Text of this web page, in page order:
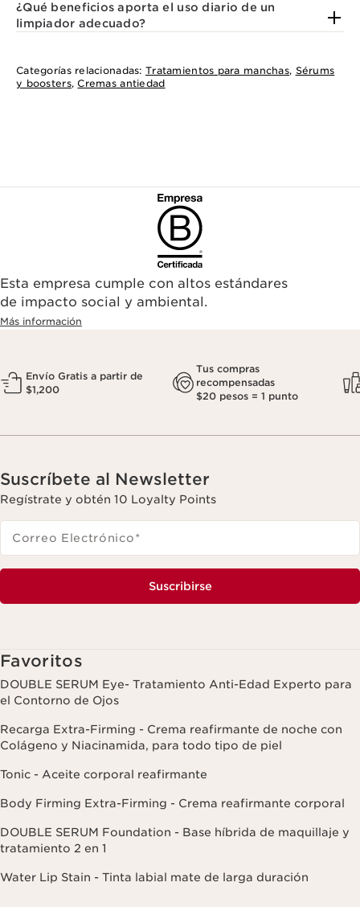
¿Qué beneficios aporta el uso diario de un
limpiador adecuado?
Categorías relacionadas: Tratamientos para manchas, Sérums
y boosters, Cremas antiedad
Esta empresa cumple con altos estándares
de impacto social y ambiental.
Más información
Envío Gratis a partir de
$1,200
Tus compras
recompensadas
$20 pesos = 1 punto
Suscríbete al Newsletter
Regístrate y obtén 10 Loyalty Points
Correo Electrónico*
Suscribirse
Favoritos
DOUBLE SERUM Eye- Tratamiento Anti-Edad Experto para
el Contorno de Ojos
Recarga Extra-Firming - Crema reafirmante de noche con
Colágeno y Niacinamida, para todo tipo de piel
Tonic - Aceite corporal reafirmante
Body Firming Extra-Firming - Crema reafirmante corporal
DOUBLE SERUM Foundation - Base híbrida de maquillaje y
tratamiento 2 en 1
Water Lip Stain - Tinta labial mate de larga duración